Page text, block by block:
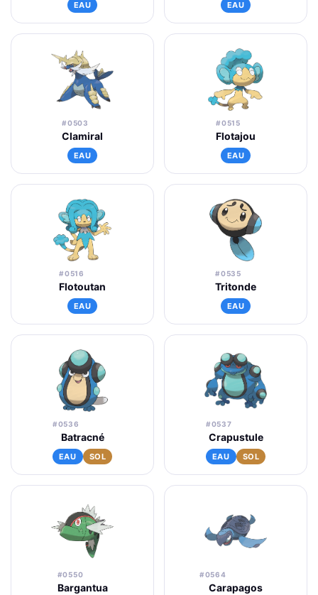
EAU EAU
#0503
Clamiral
EAU
#0515
Flotajou
EAU
#0516
Flotoutan
EAU
#0535
Tritonde
EAU
#0536
Batracné
EAU SOL
#0537
Crapustule
EAU SOL
#0550
Bargantua
#0564
Carapagos